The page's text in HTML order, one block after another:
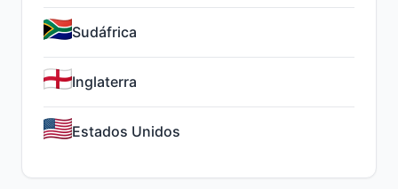
Sudáfrica
Inglaterra
Estados Unidos